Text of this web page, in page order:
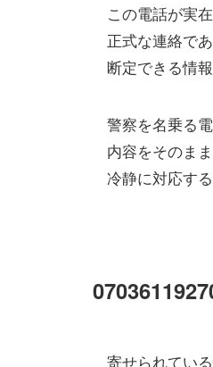
この電話が実
正式な連絡で
断定できる情
警察を名乗る
内容をそのまま
冷静に対応す
寄せられている